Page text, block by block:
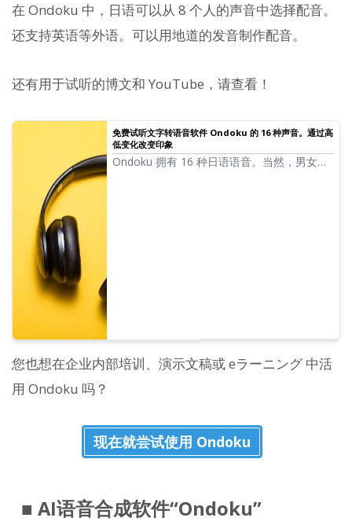
在 Ondoku 中，日语可以从 8 个人的声音中选择配音。
还支持英语等外语。可以用地道的发音制作配音。
还有用于试听的博文和 YouTube，请查看！
免费试听文字转语音软件 Ondoku 的 16 种声音。通过高
低变化改变印象
Ondoku 拥有 16 种日语语音。当然，男女声
您也想在企业内部培训、演示文稿或 eラーニング 中活
用 Ondoku 吗？
现在就尝试使用 Ondoku
■ AI语音合成软件“Ondoku”